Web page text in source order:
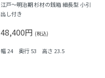
江戸～明治期 杉材の銭箱 細長型 小引
出し付き
48,400円 (税込)
幅 24 奥行 53 高さ 23.5